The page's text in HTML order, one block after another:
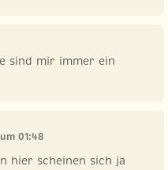
sind mir immer ein
01:48
hier scheinen sich ja